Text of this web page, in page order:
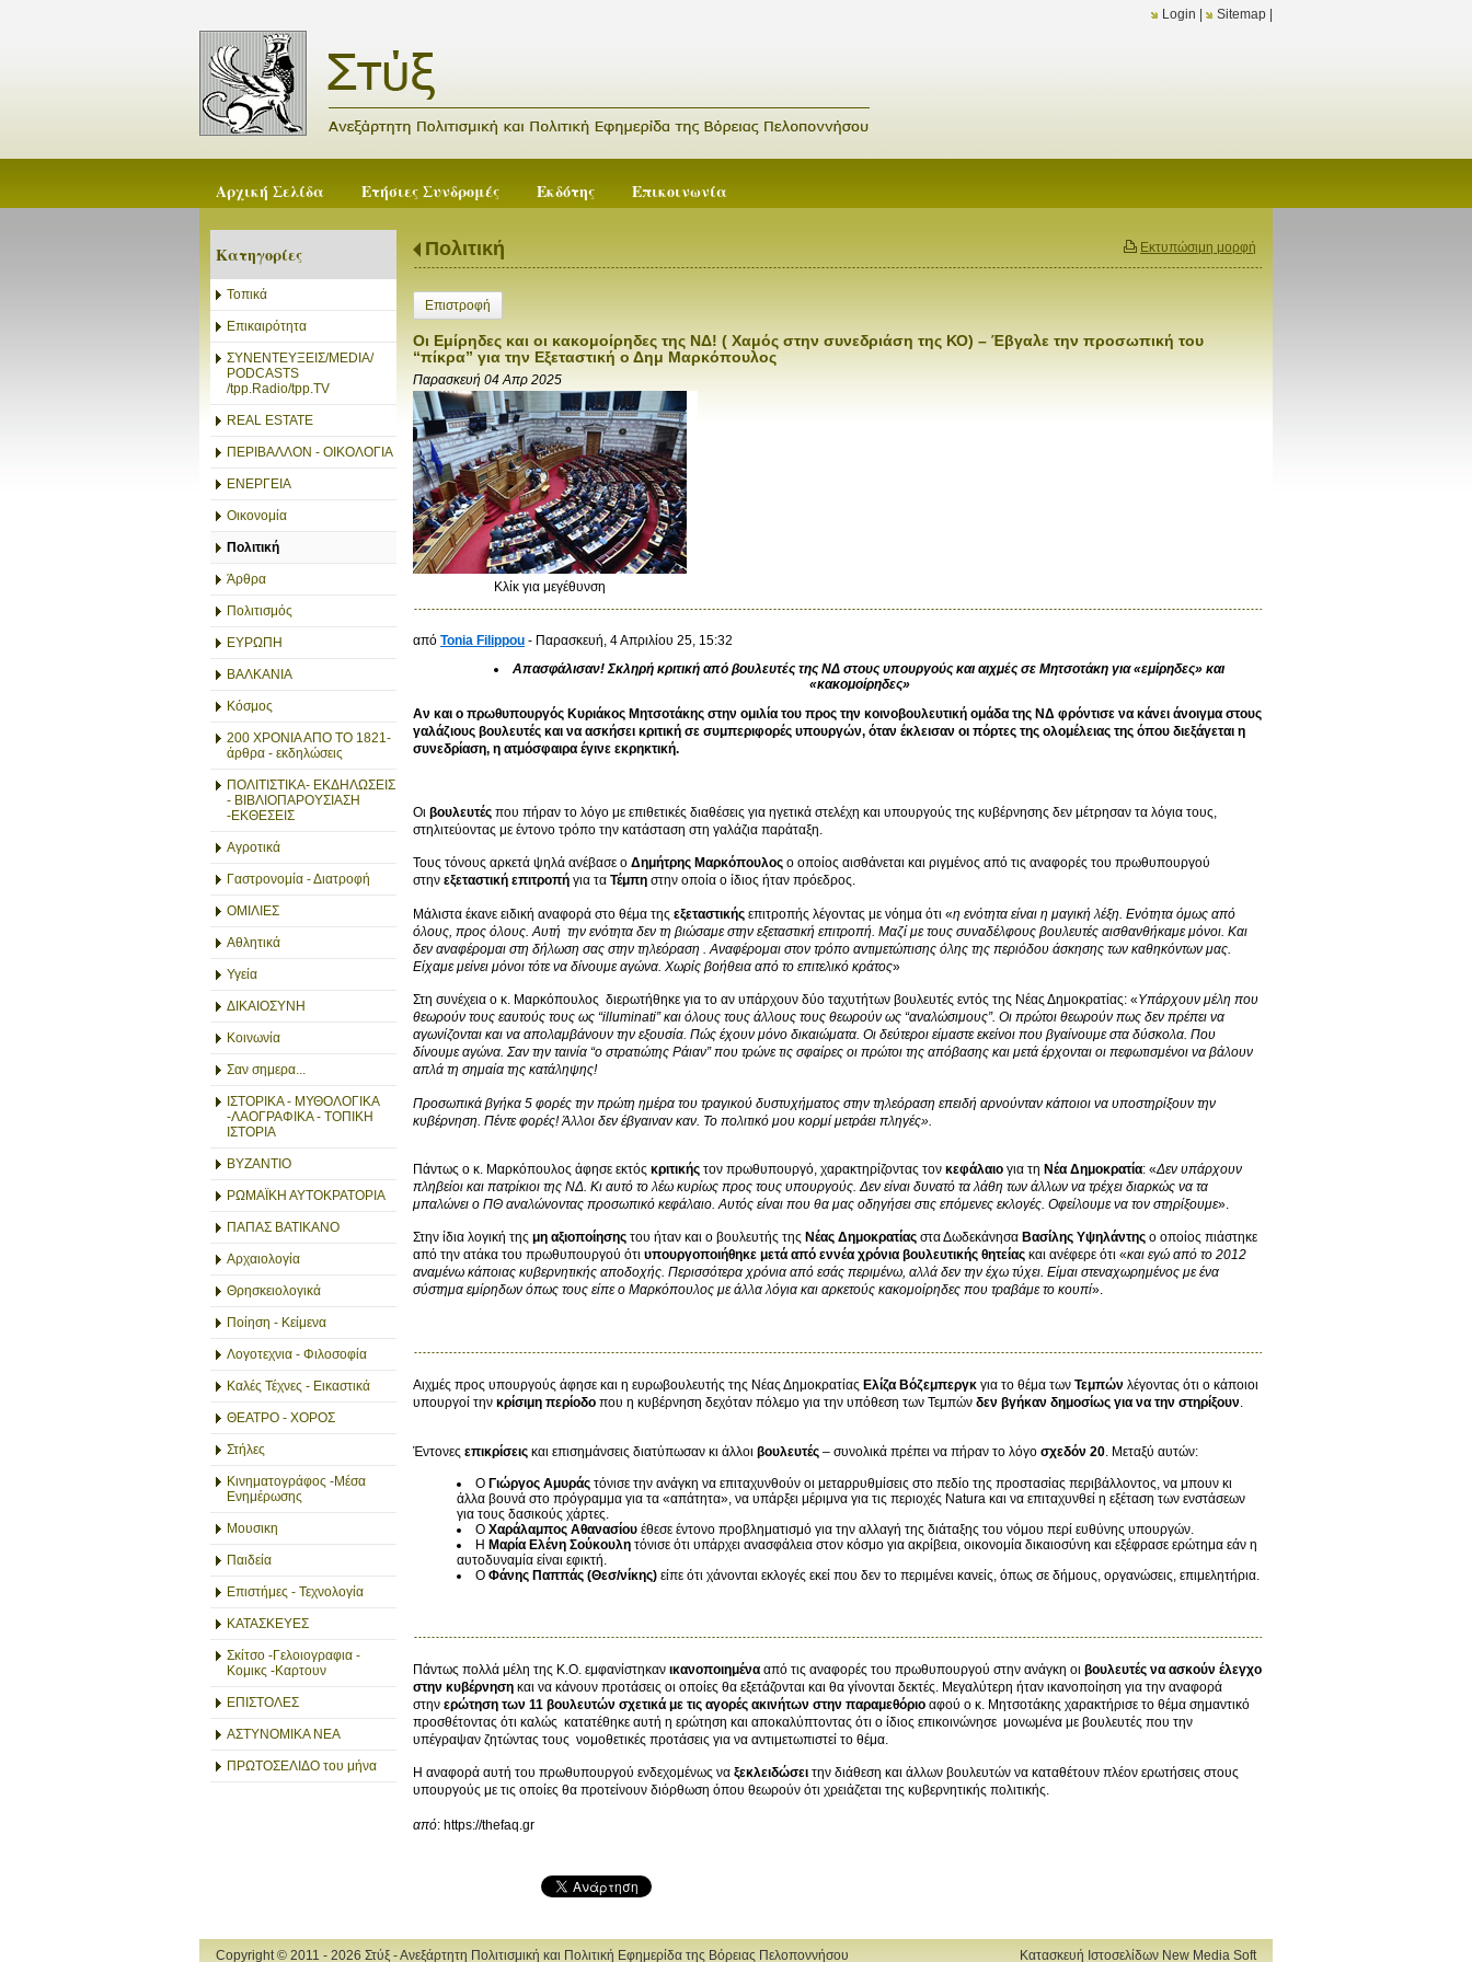
Login Sitemap
Αρχική Σελίδα Ετήσιες Συνδρομές Εκδότης Επικοινωνία
Κατηγορίες
Τοπικά
Επικαιρότητα
ΣΥΝΕΝΤΕΥΞΕΙΣ/MEDIA/
PODCASTS
/tpp.Radio/tpp.TV
REAL ESTATE
ΠΕΡΙΒΑΛΛΟΝ - ΟΙΚΟΛΟΓΙΑ
ΕΝΕΡΓΕΙΑ
Οικονομία
Πολιτική
Άρθρα
Πολιτισμός
ΕΥΡΩΠΗ
ΒΑΛΚΑΝΙΑ
Κόσμος
200 ΧΡΟΝΙΑ ΑΠΟ ΤΟ 1821-
άρθρα - εκδηλώσεις
ΠΟΛΙΤΙΣΤΙΚΑ- ΕΚΔΗΛΩΣΕΙΣ
- ΒΙΒΛΙΟΠΑΡΟΥΣΙΑΣΗ
-ΕΚΘΕΣΕΙΣ
Αγροτικά
Γαστρονομία - Διατροφή
ΟΜΙΛΙΕΣ
Αθλητικά
Υγεία
ΔΙΚΑΙΟΣΥΝΗ
Κοινωνία
Σαν σημερα...
ΙΣΤΟΡΙΚΑ - ΜΥΘΟΛΟΓΙΚΑ
-ΛΑΟΓΡΑΦΙΚΑ - ΤΟΠΙΚΗ
ΙΣΤΟΡΙΑ
ΒΥΖΑΝΤΙΟ
ΡΩΜΑΪΚΗ ΑΥΤΟΚΡΑΤΟΡΙΑ
ΠΑΠΑΣ ΒΑΤΙΚΑΝΟ
Αρχαιολογία
Θρησκειολογικά
Ποίηση - Κείμενα
Λογοτεχνια - Φιλοσοφία
Καλές Τέχνες - Εικαστικά
ΘΕΑΤΡΟ - ΧΟΡΟΣ
Στήλες
Κινηματογράφος -Μέσα
Ενημέρωσης
Μουσικη
Παιδεία
Επιστήμες - Τεχνολογία
ΚΑΤΑΣΚΕΥΕΣ
Σκίτσο -Γελοιογραφια -
Κομικς -Καρτουν
ΕΠΙΣΤΟΛΕΣ
ΑΣΤΥΝΟΜΙΚΑ ΝΕΑ
ΠΡΩΤΟΣΕΛΙΔΟ του μήνα
Εκτυπώσιμη μορφή
Πολιτική
Επιστροφή
Οι Εμίρηδες και οι κακομοίρηδες της ΝΔ! ( Χαμός στην συνεδριάση της ΚΟ) – Έβγαλε την προσωπική του
“πίκρα” για την Εξεταστική ο Δημ Μαρκόπουλος
Παρασκευή 04 Απρ 2025
Κλίκ για μεγέθυνση
από Tonia Filippou - Παρασκευή, 4 Απριλίου 25, 15:32
Απασφάλισαν! Σκληρή κριτική από βουλευτές της ΝΔ στους υπουργούς και αιχμές σε Μητσοτάκη για «εμίρηδες» και
«κακομοίρηδες»
Αν και ο πρωθυπουργός Κυριάκος Μητσοτάκης στην ομιλία του προς την κοινοβουλευτική ομάδα της ΝΔ φρόντισε να κάνει άνοιγμα στους
γαλάζιους βουλευτές και να ασκήσει κριτική σε συμπεριφορές υπουργών, όταν έκλεισαν οι πόρτες της ολομέλειας της όπου διεξάγεται η
συνεδρίαση, η ατμόσφαιρα έγινε εκρηκτική.
Οι βουλευτές που πήραν το λόγο με επιθετικές διαθέσεις για ηγετικά στελέχη και υπουργούς της κυβέρνησης δεν μέτρησαν τα λόγια τους,
στηλιτεύοντας με έντονο τρόπο την κατάσταση στη γαλάζια παράταξη.
Τους τόνους αρκετά ψηλά ανέβασε ο Δημήτρης Μαρκόπουλος ο οποίος αισθάνεται και ριγμένος από τις αναφορές του πρωθυπουργού
στην εξεταστική επιτροπή για τα Τέμπη στην οποία ο ίδιος ήταν πρόεδρος.
Μάλιστα έκανε ειδική αναφορά στο θέμα της εξεταστικής επιτροπής λέγοντας με νόημα ότι «η ενότητα είναι η μαγική λέξη. Ενότητα όμως από
όλους, προς όλους. Αυτή την ενότητα δεν τη βιώσαμε στην εξεταστική επιτροπή. Μαζί με τους συναδέλφους βουλευτές αισθανθήκαμε μόνοι. Και
δεν αναφέρομαι στη δήλωση σας στην τηλεόραση . Αναφέρομαι στον τρόπο αντιμετώπισης όλης της περιόδου άσκησης των καθηκόντων μας.
Είχαμε μείνει μόνοι τότε να δίνουμε αγώνα. Χωρίς βοήθεια από το επιτελικό κράτος»
Στη συνέχεια ο κ. Μαρκόπουλος διερωτήθηκε για το αν υπάρχουν δύο ταχυτήτων βουλευτές εντός της Νέας Δημοκρατίας: «Υπάρχουν μέλη που
θεωρούν τους εαυτούς τους ως “illuminati” και όλους τους άλλους τους θεωρούν ως “αναλώσιμους”. Οι πρώτοι θεωρούν πως δεν πρέπει να
αγωνίζονται και να απολαμβάνουν την εξουσία. Πώς έχουν μόνο δικαιώματα. Οι δεύτεροι είμαστε εκείνοι που βγαίνουμε στα δύσκολα. Που
δίνουμε αγώνα. Σαν την ταινία “ο στρατιώτης Ράιαν” που τρώνε τις σφαίρες οι πρώτοι της απόβασης και μετά έρχονται οι πεφωτισμένοι να βάλουν
απλά τη σημαία της κατάληψης!
Προσωπικά βγήκα 5 φορές την πρώτη ημέρα του τραγικού δυστυχήματος στην τηλεόραση επειδή αρνούνταν κάποιοι να υποστηρίξουν την
κυβέρνηση. Πέντε φορές! Άλλοι δεν έβγαιναν καν. Το πολιτικό μου κορμί μετράει πληγές».
Πάντως ο κ. Μαρκόπουλος άφησε εκτός κριτικής τον πρωθυπουργό, χαρακτηρίζοντας τον κεφάλαιο για τη Νέα Δημοκρατία: «Δεν υπάρχουν
πληβείοι και πατρίκιοι της ΝΔ. Κι αυτό το λέω κυρίως προς τους υπουργούς. Δεν είναι δυνατό τα λάθη των άλλων να τρέχει διαρκώς να τα
μπαλώνει ο ΠΘ αναλώνοντας προσωπικό κεφάλαιο. Αυτός είναι που θα μας οδηγήσει στις επόμενες εκλογές. Οφείλουμε να τον στηρίξουμε».
Στην ίδια λογική της μη αξιοποίησης του ήταν και ο βουλευτής της Νέας Δημοκρατίας στα Δωδεκάνησα Βασίλης Υψηλάντης ο οποίος πιάστηκε
από την ατάκα του πρωθυπουργού ότι υπουργοποιήθηκε μετά από εννέα χρόνια βουλευτικής θητείας και ανέφερε ότι «και εγώ από το 2012
αναμένω κάποιας κυβερνητικής αποδοχής. Περισσότερα χρόνια από εσάς περιμένω, αλλά δεν την έχω τύχει. Είμαι στεναχωρημένος με ένα
σύστημα εμίρηδων όπως τους είπε ο Μαρκόπουλος με άλλα λόγια και αρκετούς κακομοίρηδες που τραβάμε το κουπί».
Αιχμές προς υπουργούς άφησε και η ευρωβουλευτής της Νέας Δημοκρατίας Ελίζα Βόζεμπεργκ για το θέμα των Τεμπών λέγοντας ότι ο κάποιοι
υπουργοί την κρίσιμη περίοδο που η κυβέρνηση δεχόταν πόλεμο για την υπόθεση των Τεμπών δεν βγήκαν δημοσίως για να την στηρίξουν.
Έντονες επικρίσεις και επισημάνσεις διατύπωσαν κι άλλοι βουλευτές – συνολικά πρέπει να πήραν το λόγο σχεδόν 20 . Μεταξύ αυτών:
Ο Γιώργος Αμυράς τόνισε την ανάγκη να επιταχυνθούν οι μεταρρυθμίσεις στο πεδίο της προστασίας περιβάλλοντος, να μπουν κι
άλλα βουνά στο πρόγραμμα για τα «απάτητα», να υπάρξει μέριμνα για τις περιοχές Natura και να επιταχυνθεί η εξέταση των ενστάσεων
για τους δασικούς χάρτες.
Ο Χαράλαμπος Αθανασίου έθεσε έντονο προβληματισμό για την αλλαγή της διάταξης του νόμου περί ευθύνης υπουργών.
Η Μαρία Ελένη Σούκουλη τόνισε ότι υπάρχει ανασφάλεια στον κόσμο για ακρίβεια, οικονομία δικαιοσύνη και εξέφρασε ερώτημα εάν η
αυτοδυναμία είναι εφικτή.
Ο Φάνης Παππάς (Θεσ/νίκης) είπε ότι χάνονται εκλογές εκεί που δεν το περιμένει κανείς, όπως σε δήμους, οργανώσεις, επιμελητήρια.
Πάντως πολλά μέλη της Κ.Ο. εμφανίστηκαν ικανοποιημένα από τις αναφορές του πρωθυπουργού στην ανάγκη οι βουλευτές να ασκούν έλεγχο
στην κυβέρνηση και να κάνουν προτάσεις οι οποίες θα εξετάζονται και θα γίνονται δεκτές. Μεγαλύτερη ήταν ικανοποίηση για την αναφορά
στην ερώτηση των 11 βουλευτών σχετικά με τις αγορές ακινήτων στην παραμεθόριο αφού ο κ. Μητσοτάκης χαρακτήρισε το θέμα σημαντικό
προσθέτοντας ότι καλώς κατατέθηκε αυτή η ερώτηση και αποκαλύπτοντας ότι ο ίδιος επικοινώνησε μονωμένα με βουλευτές που την
υπέγραψαν ζητώντας τους νομοθετικές προτάσεις για να αντιμετωπιστεί το θέμα.
Η αναφορά αυτή του πρωθυπουργού ενδεχομένως να ξεκλειδώσει την διάθεση και άλλων βουλευτών να καταθέτουν πλέον ερωτήσεις στους
υπουργούς με τις οποίες θα προτείνουν διόρθωση όπου θεωρούν ότι χρειάζεται της κυβερνητικής πολιτικής.
από: https://thefaq.gr
Copyright © 2011 - 2026 Στύξ - Ανεξάρτητη Πολιτισμική και Πολιτική Εφημερίδα της Βόρειας Πελοποννήσου Κατασκευή Ιστοσελίδων New Media Soft